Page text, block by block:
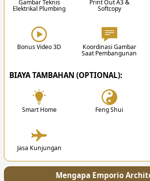
3. Desain
Setelah proposal disetujui, team
proses mendesain sesuai
Setelah desain selesai, kami akan
semua file dan gambar kerja ke
Gambar Teknis
Elektrikal Plumbing
Print Out A3 &
Softcopy
Bonus Video 3D Koordinasi Gambar
Saat Pembangunan
BIAYA TAMBAHAN (OPTIONAL):
Smart Home Feng Shui
Jasa Kunjungan
Mengapa Emporio